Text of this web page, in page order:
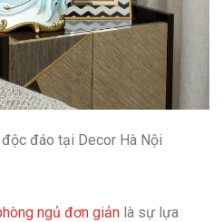
đáo tại Decor Hà Nội
ngủ đơn giản là sự lựa